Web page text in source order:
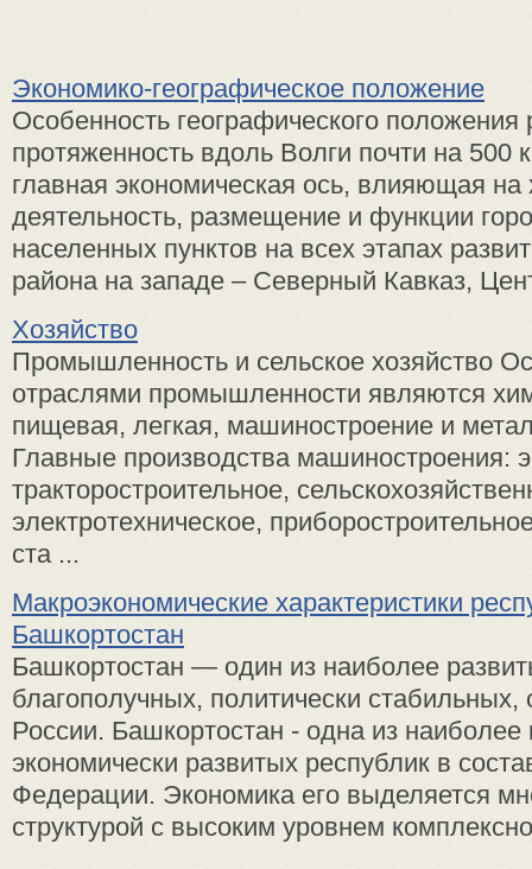
Экономико-географическое положение
Особенность географического положения
протяженность вдоль Волги почти на 500
главная экономическая ось, влияющая на
деятельность, размещение и функции
населенных пунктов на всех этапах
района на западе – Северный Кавказ,
Хозяйство
Промышленность и сельское хозяйство
отраслями промышленности являются
пищевая, легкая, машиностроение и
Главные производства машиностроения:
тракторостроительное,
электротехническое,
ста ...
Макроэкономические характеристики
Башкортостан
Башкортостан — один из наиболее
благополучных, политически стабильных,
России. Башкортостан - одна из наиболее
экономически развитых республик в
Федерации. Экономика его выделяется
структурой с высоким уровнем